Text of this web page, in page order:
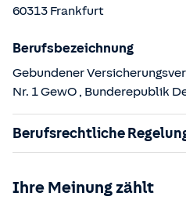
60313 Frankfurt
Berufsbezeichnung
Gebundener
Nr. 1 GewO , Bunderepublik
Berufsrechtliche
§§ 59 – 68 Gesetz über den
Ihre Meinung zählt